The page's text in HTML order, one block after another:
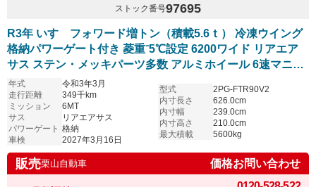
ストック番号97695
R3年 いすゞフォワード増トン（積載5.6ｔ） 冷凍ウイング
格納パワーゲート付き 菱重⁻5℃設定 6200ワイド リアエア
サス ステン・メッキパーツ多数 アルミホイール 6速マニュ
アル 車検付き
年式
令和3年3月
走行距離
349千km
ミッション
6MT
サス
リアエアサス
パワーゲート 格納
車検
2027年3月16日
型式
2PG-FTR90V2
内寸長さ
626.0cm
内寸幅
239.0cm
内寸高さ
210.0cm
最大積載
5600kg
販売栗山自動車 価格お問い合わせ